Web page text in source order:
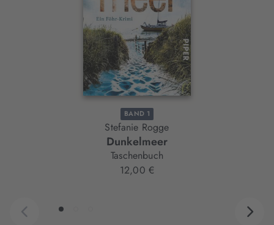
BAND 1
Stefanie Rogge
Dunkelmeer
Taschenbuch
12,00 €